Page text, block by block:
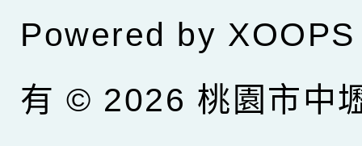
Powered by XOOPS
有 © 2026 桃園市中